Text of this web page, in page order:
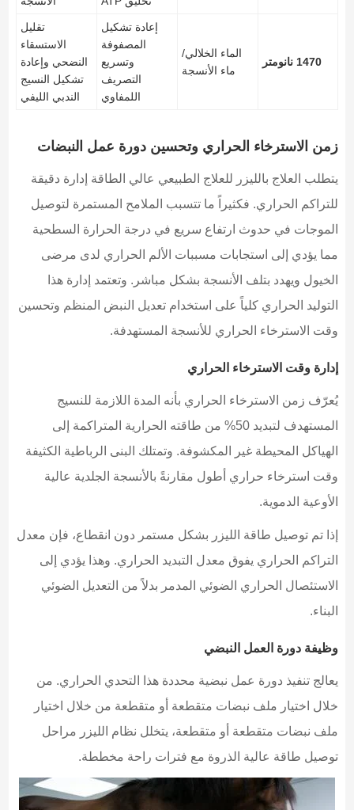
1470 نانومتر
الماء الخلالي/
ماء الأنسجة
إعادة تشكيل
المصفوفة
وتسريع
التصريف
اللمفاوي
تقليل
الاستسقاء
النضحي وإعادة
تشكيل النسيج
الندبي الليفي
زمن الاسترخاء الحراري وتحسين دورة عمل النبضات
يتطلب العلاج بالليزر للعلاج الطبيعي عالي الطاقة إدارة دقيقة
للتراكم الحراري. فكثيراً ما تتسبب الملامح المستمرة لتوصيل
الموجات في حدوث ارتفاع سريع في درجة الحرارة السطحية
مما يؤدي إلى استجابات مسببات الألم الحراري لدى مرضى
الخيول ويهدد بتلف الأنسجة بشكل مباشر. وتعتمد إدارة هذا
التوليد الحراري كلياً على استخدام تعديل النبض المنظم وتحسين
وقت الاسترخاء الحراري للأنسجة المستهدفة.
إدارة وقت الاسترخاء الحراري
يُعرّف زمن الاسترخاء الحراري بأنه المدة اللازمة للنسيج
المستهدف لتبديد 50% من طاقته الحرارية المتراكمة إلى
الهياكل المحيطة غير المكشوفة. وتمتلك البنى الرباطية الكثيفة
وقت استرخاء حراري أطول مقارنةً بالأنسجة الجلدية عالية
الأوعية الدموية.
إذا تم توصيل طاقة الليزر بشكل مستمر دون انقطاع، فإن معدل
التراكم الحراري يفوق معدل التبديد الحراري. وهذا يؤدي إلى
الاستئصال الحراري الضوئي المدمر بدلاً من التعديل الضوئي
البناء.
وظيفة دورة العمل النبضي
يعالج تنفيذ دورة عمل نبضية محددة هذا التحدي الحراري. من
خلال اختيار ملف نبضات متقطعة أو متقطعة من خلال اختيار
ملف نبضات متقطعة أو متقطعة، يتخلل نظام الليزر مراحل
توصيل طاقة عالية الذروة مع فترات راحة مخططة.